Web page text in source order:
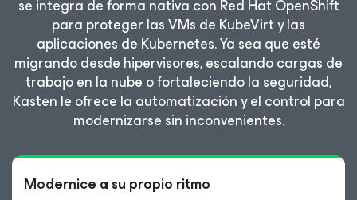
se integra de forma nativa con Red Hat OpenShift
para proteger las VMs de KubeVirt y las
aplicaciones de Kubernetes. Ya sea que esté
migrando desde hipervisores, escalando cargas de
trabajo en la nube o fortaleciendo la seguridad,
Kasten le ofrece la automatización y el control para
modernizarse sin inconvenientes.
Modernice a su propio ritmo